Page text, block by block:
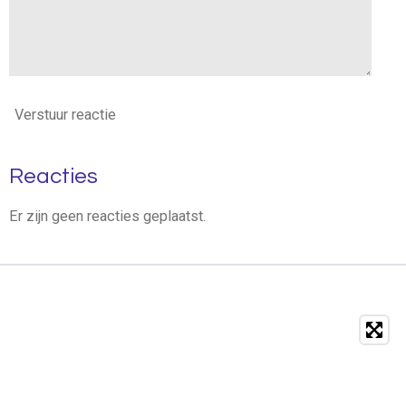
Verstuur reactie
Reacties
Er zijn geen reacties geplaatst.